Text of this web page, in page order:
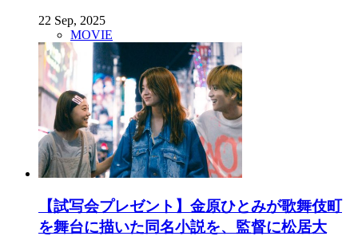
22 Sep, 2025
MOVIE
【試写会プレゼント】金原ひとみが歌舞伎町
を舞台に描いた同名小説を、監督に松居大